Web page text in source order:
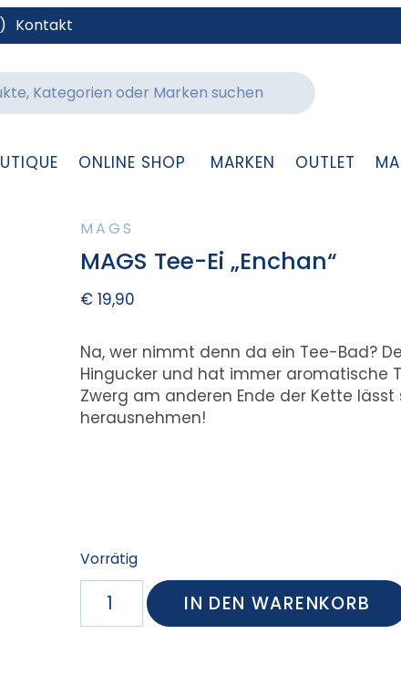
Kontakt
ONLINE SHOP MARKEN OUTLET
MAGS
MAGS Tee-Ei „Enchan“
€ 19,90
Na, wer nimmt denn da ein Tee-Bad?
Hingucker und hat immer aromatische
Zwerg am anderen Ende der Kette
herausnehmen!
Vorrätig
IN DEN WARENKORB